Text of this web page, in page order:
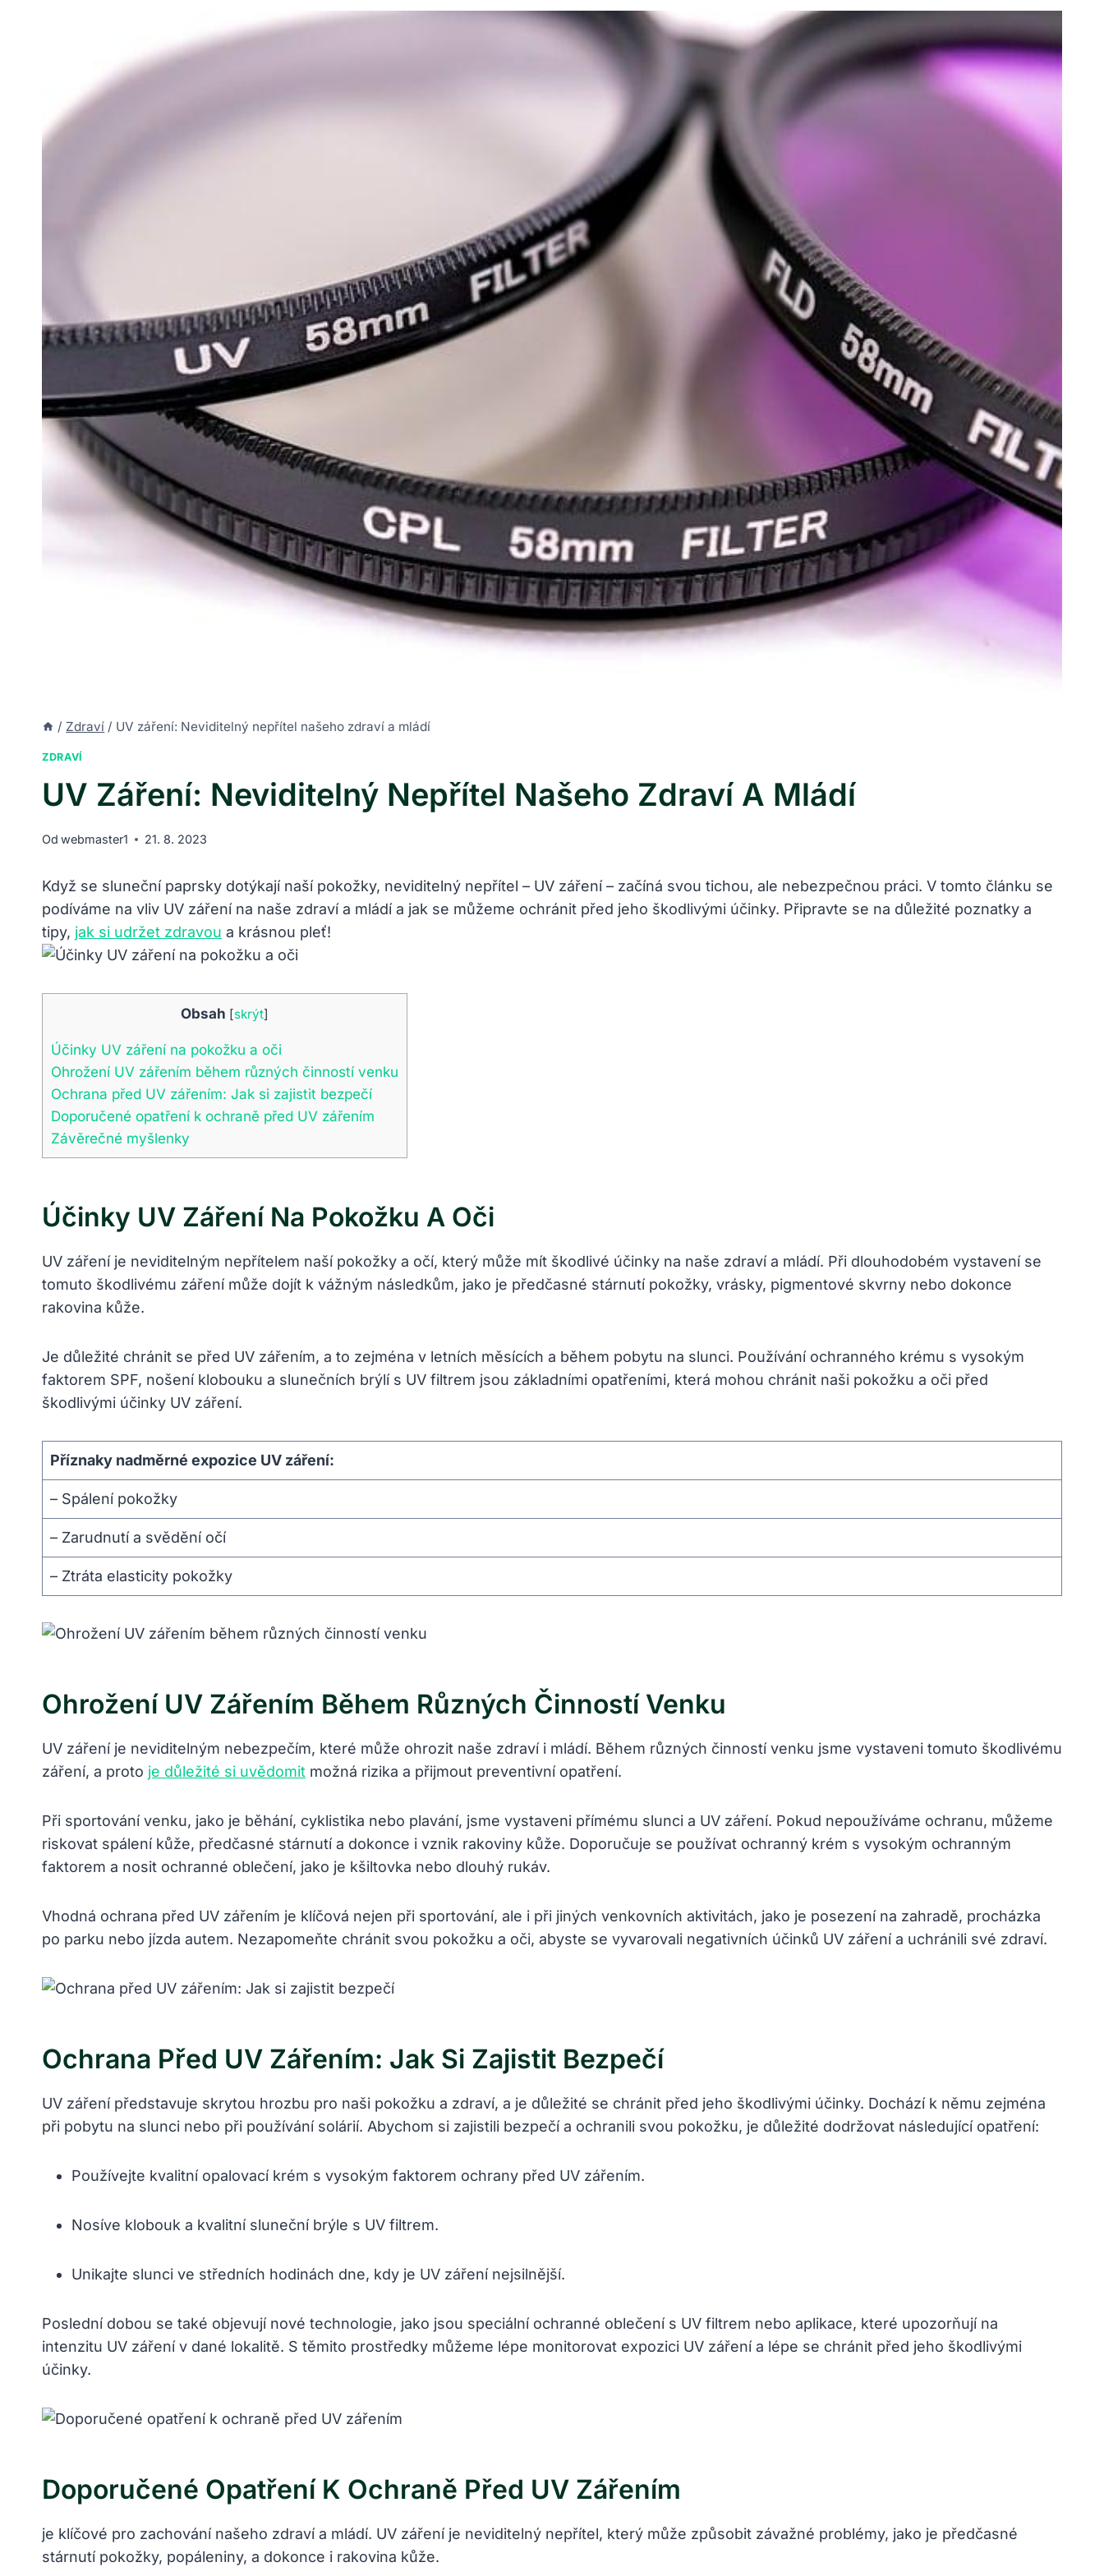
/ Zdraví / UV záření: Neviditelný nepřítel našeho zdraví a mládí
ZDRAVÍ
UV Záření: Neviditelný Nepřítel Našeho Zdraví A Mládí
Od webmaster1 21. 8. 2023
Když se sluneční paprsky dotýkají naší pokožky, neviditelný nepřítel – UV záření – začíná svou tichou, ale nebezpečnou práci. V tomto článku se
podíváme na vliv UV záření na naše zdraví a mládí a jak se můžeme ochránit před jeho škodlivými účinky. Připravte se na důležité poznatky a
tipy, jak si udržet zdravou a krásnou pleť!
Obsah [skrýt]
Účinky UV záření na pokožku a oči
Ohrožení UV zářením během různých činností venku
Ochrana před UV zářením: Jak si zajistit bezpečí
Doporučené opatření k ochraně před UV zářením
Závěrečné myšlenky
Účinky UV Záření Na Pokožku A Oči
UV záření je neviditelným nepřítelem naší pokožky a očí, který může mít škodlivé účinky na naše zdraví a mládí. Při dlouhodobém vystavení se
tomuto škodlivému záření může dojít k vážným následkům, jako je předčasné stárnutí pokožky, vrásky, pigmentové skvrny nebo dokonce
rakovina kůže.
Je důležité chránit se před UV zářením, a to zejména v letních měsících a během pobytu na slunci. Používání ochranného krému s vysokým
faktorem SPF, nošení klobouku a slunečních brýlí s UV filtrem jsou základními opatřeními, která mohou chránit naši pokožku a oči před
škodlivými účinky UV záření.
Příznaky nadměrné expozice UV záření:
– Spálení pokožky
– Zarudnutí a svědění očí
– Ztráta elasticity pokožky
Ohrožení UV Zářením Během Různých Činností Venku
UV záření je neviditelným nebezpečím, které může ohrozit naše zdraví i mládí. Během různých činností venku jsme vystaveni tomuto škodlivému
záření, a proto je důležité si uvědomit možná rizika a přijmout preventivní opatření.
Při sportování venku, jako je běhání, cyklistika nebo plavání, jsme vystaveni přímému slunci a UV záření. Pokud nepoužíváme ochranu, můžeme
riskovat spálení kůže, předčasné stárnutí a dokonce i vznik rakoviny kůže. Doporučuje se používat ochranný krém s vysokým ochranným
faktorem a nosit ochranné oblečení, jako je kšiltovka nebo dlouhý rukáv.
Vhodná ochrana před UV zářením je klíčová nejen při sportování, ale i při jiných venkovních aktivitách, jako je posezení na zahradě, procházka
po parku nebo jízda autem. Nezapomeňte chránit svou pokožku a oči, abyste se vyvarovali negativních účinků UV záření a uchránili své zdraví.
Ochrana Před UV Zářením: Jak Si Zajistit Bezpečí
UV záření představuje skrytou hrozbu pro naši pokožku a zdraví, a je důležité se chránit před jeho škodlivými účinky. Dochází k němu zejména
při pobytu na slunci nebo při používání solárií. Abychom si zajistili bezpečí a ochranili svou pokožku, je důležité dodržovat následující opatření:
Používejte kvalitní opalovací krém s vysokým faktorem ochrany před UV zářením.
Nosíve klobouk a kvalitní sluneční brýle s UV filtrem.
Unikajte slunci ve středních hodinách dne, kdy je UV záření nejsilnější.
Poslední dobou se také objevují nové technologie, jako jsou speciální ochranné oblečení s UV filtrem nebo aplikace, které upozorňují na
intenzitu UV záření v dané lokalitě. S těmito prostředky můžeme lépe monitorovat expozici UV záření a lépe se chránit před jeho škodlivými
účinky.
Doporučené Opatření K Ochraně Před UV Zářením
je klíčové pro zachování našeho zdraví a mládí. UV záření je neviditelný nepřítel, který může způsobit závažné problémy, jako je předčasné
stárnutí pokožky, popáleniny, a dokonce i rakovina kůže.